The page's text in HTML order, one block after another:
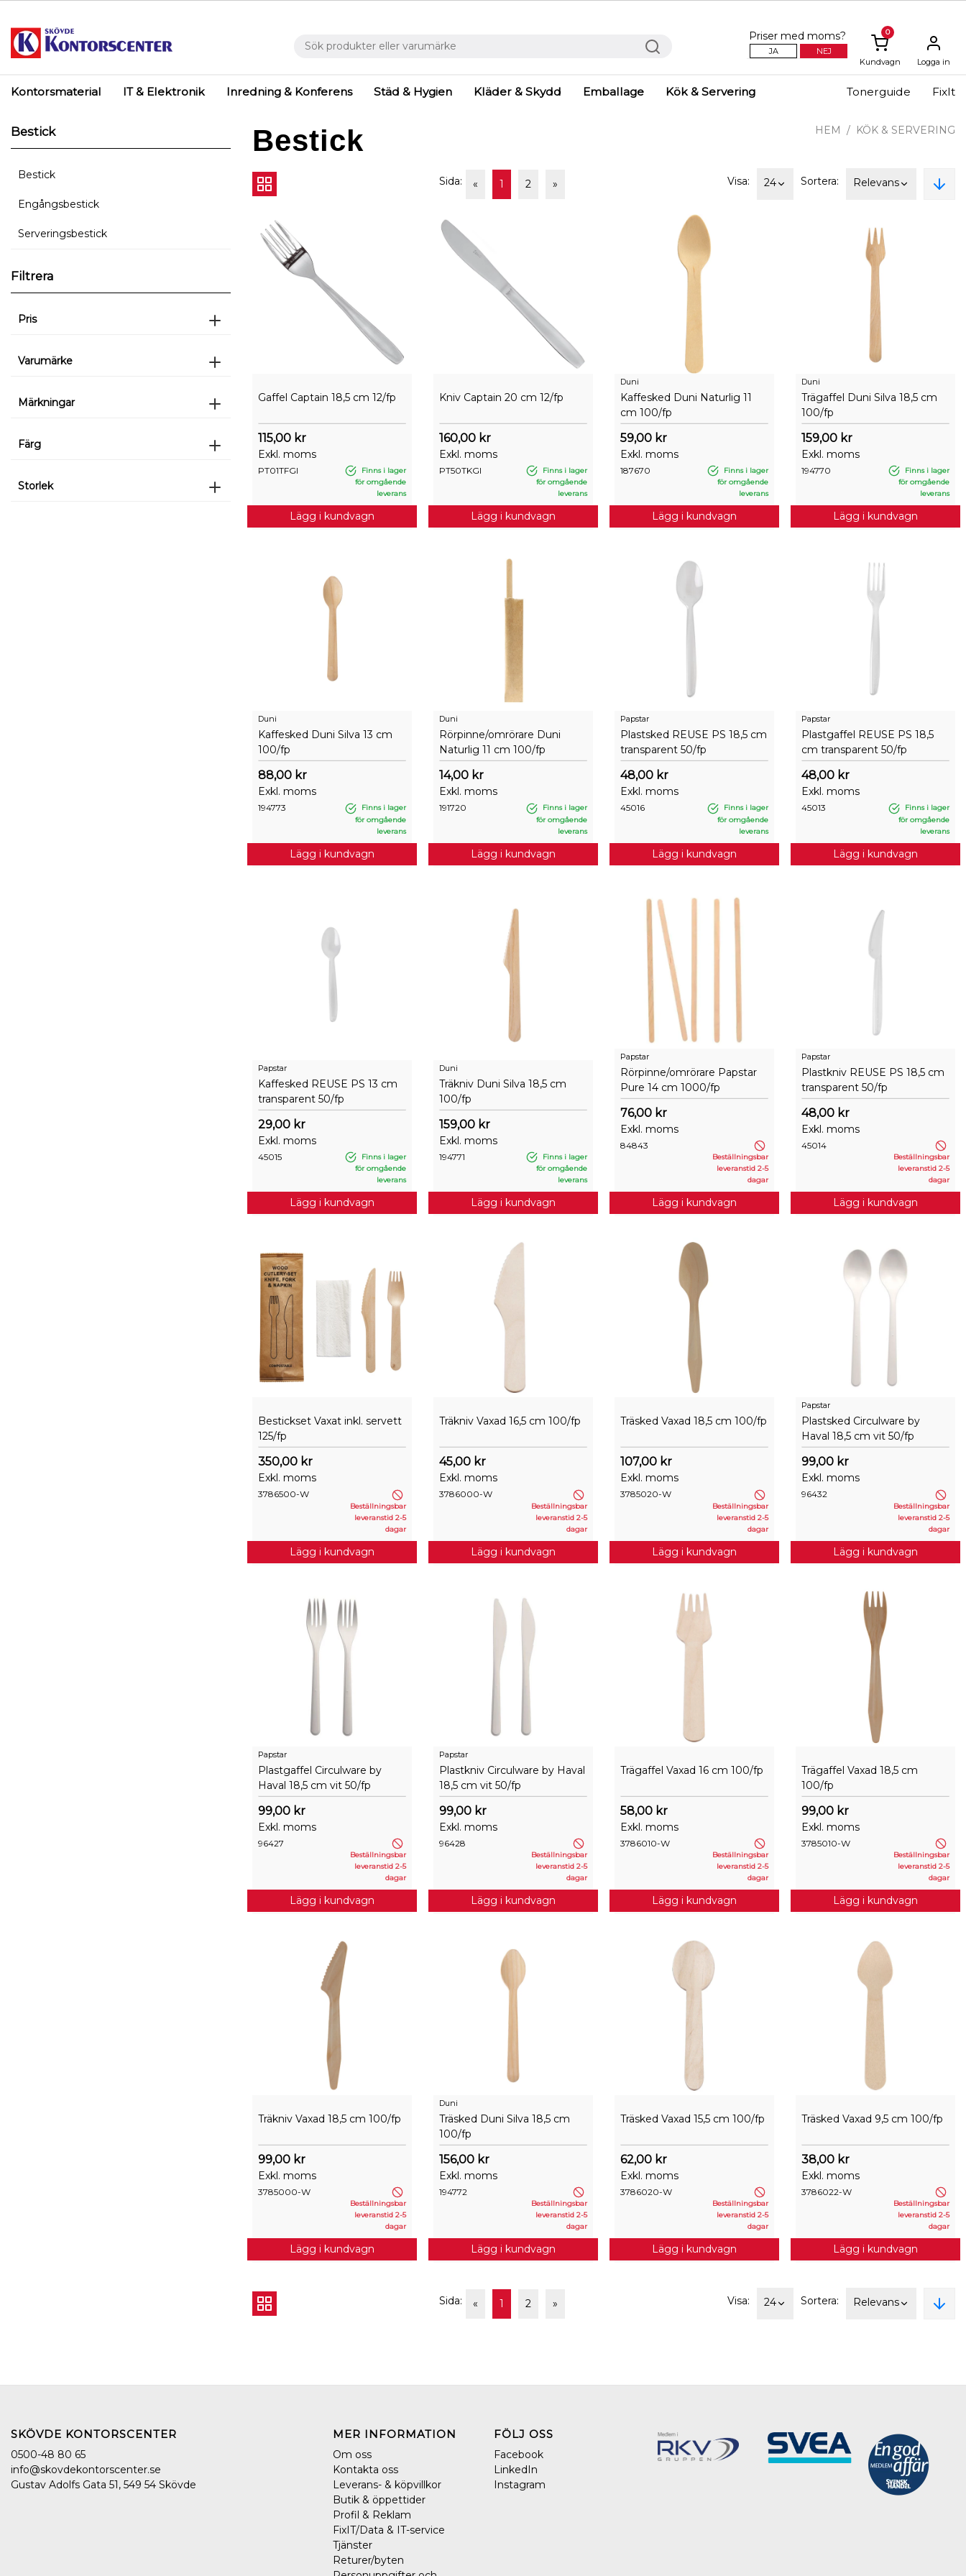
Priser med moms?
JA NEJ
0
Kundvagn Logga in
Kontorsmaterial IT & Elektronik Inredning & Konferens Städ & Hygien Kläder & Skydd Emballage Kök & Servering Tonerguide FixIt
Bestick
Bestick
Engångsbestick
Serveringsbestick
Filtrera
Pris
Varumärke
Märkningar
Färg
Storlek
HEM KÖK & SERVERING
Bestick
Sida: « 1 2 » Visa: 24 Sortera: Relevans
Gaffel Captain 18,5 cm 12/fp
115,00 kr
Exkl. moms
PT01TFGI
Finns i lager
för omgående
leverans
Lägg i kundvagn
Kniv Captain 20 cm 12/fp
160,00 kr
Exkl. moms
PT50TKGI
Finns i lager
för omgående
leverans
Lägg i kundvagn
Duni
Kaffesked Duni Naturlig 11
cm 100/fp
59,00 kr
Exkl. moms
187670
Finns i lager
för omgående
leverans
Lägg i kundvagn
Duni
Trägaffel Duni Silva 18,5 cm
100/fp
159,00 kr
Exkl. moms
194770
Finns i lager
för omgående
leverans
Lägg i kundvagn
Duni
Kaffesked Duni Silva 13 cm
100/fp
88,00 kr
Exkl. moms
194773
Finns i lager
för omgående
leverans
Lägg i kundvagn
Duni
Rörpinne/omrörare Duni
Naturlig 11 cm 100/fp
14,00 kr
Exkl. moms
191720
Finns i lager
för omgående
leverans
Lägg i kundvagn
Papstar
Plastsked REUSE PS 18,5 cm
transparent 50/fp
48,00 kr
Exkl. moms
45016
Finns i lager
för omgående
leverans
Lägg i kundvagn
Papstar
Plastgaffel REUSE PS 18,5
cm transparent 50/fp
48,00 kr
Exkl. moms
45013
Finns i lager
för omgående
leverans
Lägg i kundvagn
Papstar
Kaffesked REUSE PS 13 cm
transparent 50/fp
29,00 kr
Exkl. moms
45015
Finns i lager
för omgående
leverans
Lägg i kundvagn
Duni
Träkniv Duni Silva 18,5 cm
100/fp
159,00 kr
Exkl. moms
194771
Finns i lager
för omgående
leverans
Lägg i kundvagn
Papstar
Rörpinne/omrörare Papstar
Pure 14 cm 1000/fp
76,00 kr
Exkl. moms
84843
Beställningsbar
leveranstid 2-5
dagar
Lägg i kundvagn
Papstar
Plastkniv REUSE PS 18,5 cm
transparent 50/fp
48,00 kr
Exkl. moms
45014
Beställningsbar
leveranstid 2-5
dagar
Lägg i kundvagn
Bestickset Vaxat inkl. servett
125/fp
350,00 kr
Exkl. moms
3786500-W
Beställningsbar
leveranstid 2-5
dagar
Lägg i kundvagn
Träkniv Vaxad 16,5 cm 100/fp
45,00 kr
Exkl. moms
3786000-W
Beställningsbar
leveranstid 2-5
dagar
Lägg i kundvagn
Träsked Vaxad 18,5 cm 100/fp
107,00 kr
Exkl. moms
3785020-W
Beställningsbar
leveranstid 2-5
dagar
Lägg i kundvagn
Papstar
Plastsked Circulware by
Haval 18,5 cm vit 50/fp
99,00 kr
Exkl. moms
96432
Beställningsbar
leveranstid 2-5
dagar
Lägg i kundvagn
Papstar
Plastgaffel Circulware by
Haval 18,5 cm vit 50/fp
99,00 kr
Exkl. moms
96427
Beställningsbar
leveranstid 2-5
dagar
Lägg i kundvagn
Papstar
Plastkniv Circulware by Haval
18,5 cm vit 50/fp
99,00 kr
Exkl. moms
96428
Beställningsbar
leveranstid 2-5
dagar
Lägg i kundvagn
Trägaffel Vaxad 16 cm 100/fp
58,00 kr
Exkl. moms
3786010-W
Beställningsbar
leveranstid 2-5
dagar
Lägg i kundvagn
Trägaffel Vaxad 18,5 cm
100/fp
99,00 kr
Exkl. moms
3785010-W
Beställningsbar
leveranstid 2-5
dagar
Lägg i kundvagn
Träkniv Vaxad 18,5 cm 100/fp
99,00 kr
Exkl. moms
3785000-W
Beställningsbar
leveranstid 2-5
dagar
Lägg i kundvagn
Duni
Träsked Duni Silva 18,5 cm
100/fp
156,00 kr
Exkl. moms
194772
Beställningsbar
leveranstid 2-5
dagar
Lägg i kundvagn
Träsked Vaxad 15,5 cm 100/fp
62,00 kr
Exkl. moms
3786020-W
Beställningsbar
leveranstid 2-5
dagar
Lägg i kundvagn
Träsked Vaxad 9,5 cm 100/fp
38,00 kr
Exkl. moms
3786022-W
Beställningsbar
leveranstid 2-5
dagar
Lägg i kundvagn
Sida: « 1 2 » Visa: 24 Sortera: Relevans
SKÖVDE KONTORSCENTER
0500-48 80 65
info@skovdekontorscenter.se
Gustav Adolfs Gata 51, 549 54 Skövde
MER INFORMATION
Om oss
Kontakta oss
Leverans- & köpvillkor
Butik & öppettider
Profil & Reklam
FixIT/Data & IT-service
Tjänster
Returer/byten
FÖLJ OSS
Facebook
LinkedIn
Instagram